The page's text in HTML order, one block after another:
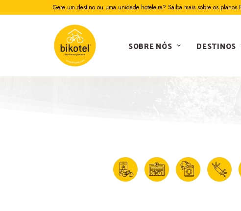
Gere um destino ou uma unidade hoteleira? Saiba mais sobre os planos
SOBRE NÓS DESTINOS